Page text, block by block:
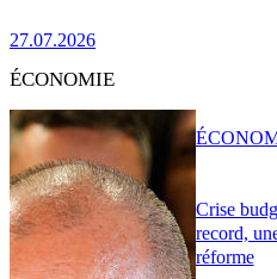
27.07.2026
ÉCONOMIE
Crise
record,
réforme